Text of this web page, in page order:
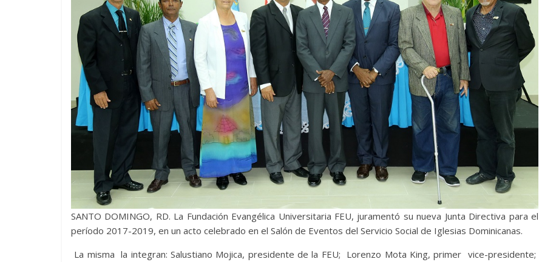
SANTO DOMINGO, RD. La Fundación Evangélica Universitaria FEU, juramentó su nueva Junta Directiva para el
período 2017-2019, en un acto celebrado en el Salón de Eventos del Servicio Social de Iglesias Dominicanas.
La misma la integran: Salustiano Mojica, presidente de la FEU; Lorenzo Mota King, primer vice-presidente;